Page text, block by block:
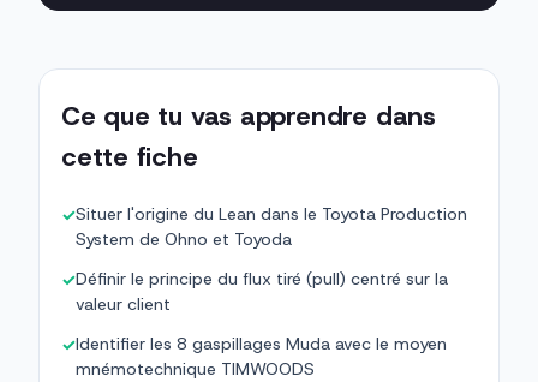
Ce que tu vas apprendre dans
cette fiche
✓Situer l'origine du Lean dans le Toyota Production
System de Ohno et Toyoda
✓Définir le principe du flux tiré (pull) centré sur la
valeur client
✓Identifier les 8 gaspillages Muda avec le moyen
mnémotechnique TIMWOODS